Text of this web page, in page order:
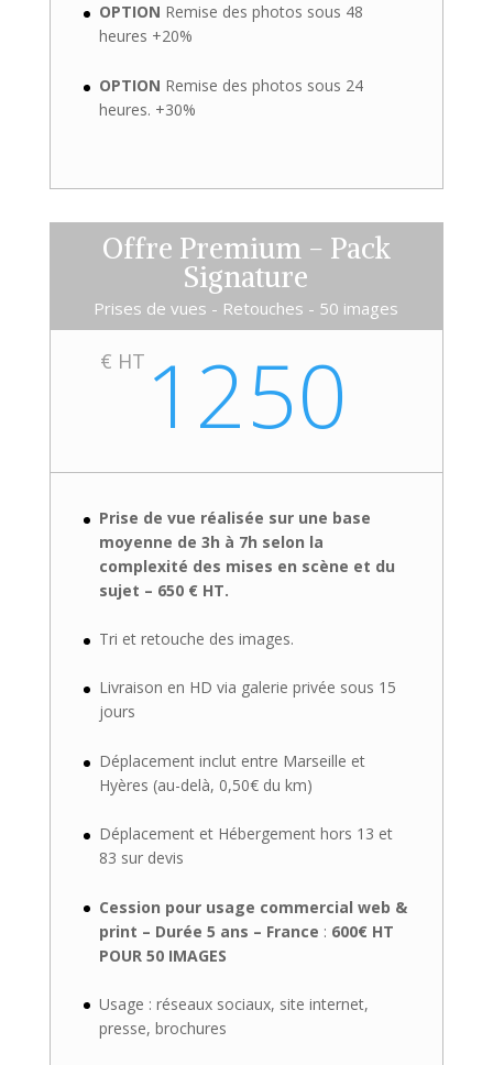
OPTION Remise des photos sous 48
heures +20%
OPTION Remise des photos sous 24
heures. +30%
Offre Premium - Pack
Signature
Prises de vues - Retouches - 50 images
€ HT 1250
Prise de vue réalisée sur une base
moyenne de 3h à 7h selon la
complexité des mises en scène et du
sujet – 650 € HT.
Tri et retouche des images.
Livraison en HD via galerie privée sous 15
jours
Déplacement inclut entre Marseille et
Hyères (au-delà, 0,50€ du km)
Déplacement et Hébergement hors 13 et
83 sur devis
Cession pour usage commercial web &
print – Durée 5 ans – France : 600€ HT
POUR 50 IMAGES
Usage : réseaux sociaux, site internet,
presse, brochures